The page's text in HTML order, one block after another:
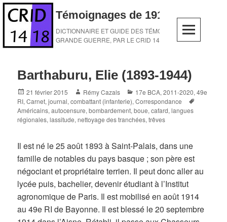
Skip
content
Témoignages de 1914-1918
DICTIONNAIRE ET GUIDE DES TÉMOINS DE LA
GRANDE GUERRE, PAR LE CRID 14-18
Barthaburu, Elie (1893-1944)
Posted
on
21 février 2015 Author
Rémy Cazals Categories
17e BCA,2011-2020,49e
RI,Carnet, journal,combattant (infanterie),Correspondance
Américains,autocensure,bombardement,boue,cafard,langues
régionales,lassitude,nettoyage des tranchées,trêves
Il est né le 25 août 1893 à Saint-Palais, dans une
famille de notables du pays basque ; son père est
négociant et propriétaire terrien. Il peut donc aller au
lycée puis, bachelier, devenir étudiant à l’Institut
agronomique de Paris. Il est mobilisé en août 1914
au 49e RI de Bayonne. Il est blessé le 20 septembre